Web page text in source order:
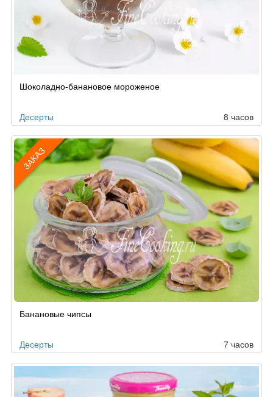
Шоколадно-банановое мороженое
Десерты 8 часов
ЗАКАЗ
поБанановые чипсы
Десерты 7 часов